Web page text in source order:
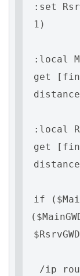
:set
1)
:local
get [find
:local
get [find
if (
(
/ip